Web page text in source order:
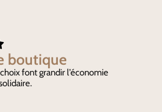
boutique
font grandir l’économie